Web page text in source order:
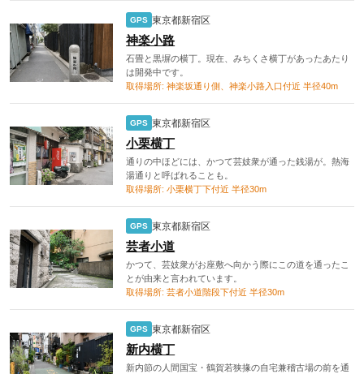
GPS 東京都新宿区
神楽小路
石畳と黒塀の横丁。現在、みちくさ横丁があったあたり
は開発中です。
取得場所: 神楽坂通り側、神楽小路入口付近 半径40m
GPS 東京都新宿区
小栗横丁
通りの中ほどには、かつて芸妓衆が通った銭湯が。熱海
湯通りと呼ばれることも。
取得場所: 小栗横丁下付近 半径30m
GPS 東京都新宿区
芸者小道
かつて、芸妓衆がお座敷へ向かう際にこの道を通ったこ
とが由来と言われています。
取得場所: 芸者小道階段下付近 半径30m
GPS 東京都新宿区
新内横丁
新内節の人間国宝・鶴賀若狭掾の自宅兼稽古場の前を通